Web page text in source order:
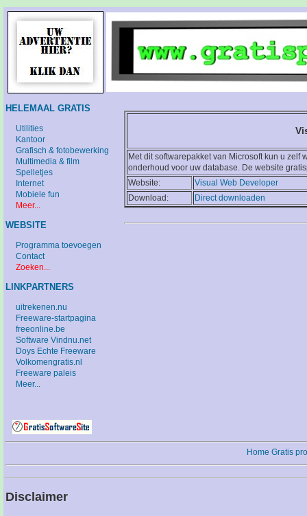
Met dit softwarepakket van Microsoft kun u zelf
onderhoud voor uw database. De website
Website:
Visual Web Developer
Download:
Direct downloaden
HELEMAAL GRATIS
Utilities
Kantoor
Grafisch & fotobewerking
Multimedia & film
Spelletjes
Internet
Mobiele fun
Meer...
WEBSITE
Programma toevoegen
Contact
Zoeken...
LINKPARTNERS
uitrekenen.nu
Freeware-startpagina
freeonline.be
Software Vindnu.net
Doys Echte Freeware
Volkomengratis.nl
Freeware paleis
Meer...
Home Gratis
Disclaimer